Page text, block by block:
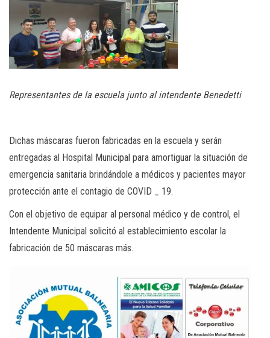
Representantes de la escuela junto al intendente Benedetti
Dichas máscaras fueron fabricadas en la escuela y serán
entregadas al Hospital Municipal para amortiguar la situación de
emergencia sanitaria brindándole a médicos y pacientes mayor
protección ante el contagio de COVID _ 19.
Con el objetivo de equipar al personal médico y de control, el
Intendente Municipal solicitó al establecimiento escolar la
fabricación de 50 máscaras más.